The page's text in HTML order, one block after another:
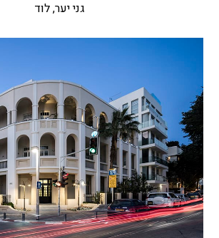
גני יער, לוד